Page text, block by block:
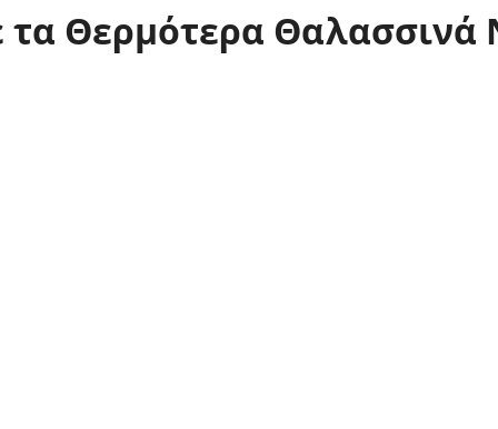
τα Θερμότερα Θαλασσινά